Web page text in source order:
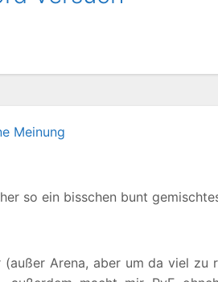
Meinung
so ein bisschen bunt
Arena, aber um da viel zu